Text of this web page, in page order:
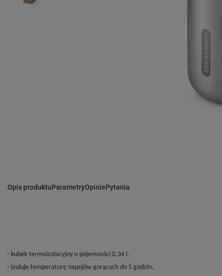
Opis produktuParametryOpiniePytania
- kubek termoizolacyjny o pojemności 0,34 l,
- izoluje temperaturę napojów gorących do 5 godzin,